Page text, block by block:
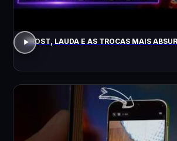
PROST, LAUDA E AS TROCAS MAIS